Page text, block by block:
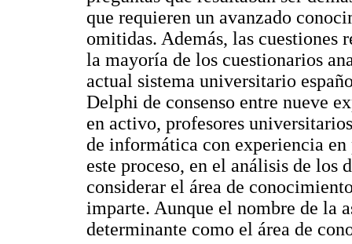
que requieren un avanzado
omitidas. Además, las cuestiones
la mayoría de los cuestionarios
actual sistema universitario
Delphi de consenso entre nueve
en activo, profesores
de informática con experiencia
este proceso, en el análisis de los
considerar el área de
imparte. Aunque el nombre de la
determinante como el área de